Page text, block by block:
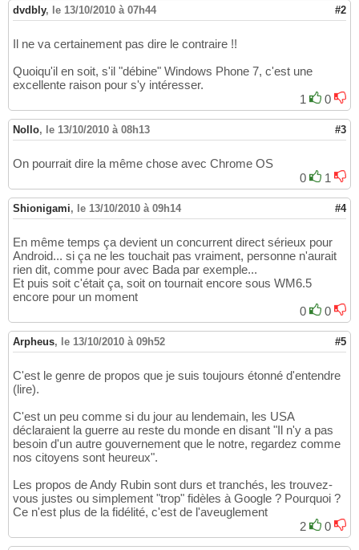
dvdbly, le 13/10/2010 à 07h44 #2
Il ne va certainement pas dire le contraire !!
Quoiqu'il en soit, s'il "débine" Windows Phone 7, c'est une
excellente raison pour s'y intéresser.
1
0
Nollo, le 13/10/2010 à 08h13 #3
On pourrait dire la même chose avec Chrome OS
0
1
Shionigami, le 13/10/2010 à 09h14 #4
En même temps ça devient un concurrent direct sérieux pour
Android... si ça ne les touchait pas vraiment, personne n'aurait
rien dit, comme pour avec Bada par exemple...
Et puis soit c'était ça, soit on tournait encore sous WM6.5
encore pour un moment
0
0
Arpheus, le 13/10/2010 à 09h52 #5
C'est le genre de propos que je suis toujours étonné d'entendre
(lire).
C'est un peu comme si du jour au lendemain, les USA
déclaraient la guerre au reste du monde en disant "Il n'y a pas
besoin d'un autre gouvernement que le notre, regardez comme
nos citoyens sont heureux".
Les propos de Andy Rubin sont durs et tranchés, les trouvez-
vous justes ou simplement "trop" fidèles à Google ? Pourquoi ?
Ce n'est plus de la fidélité, c'est de l'aveuglement
2
0